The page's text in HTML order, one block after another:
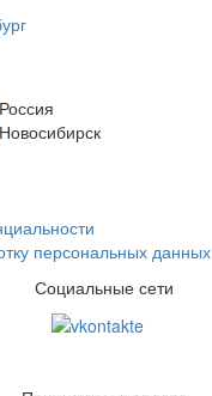
Россия
Новосибирск
персональных данных
Социальные сети